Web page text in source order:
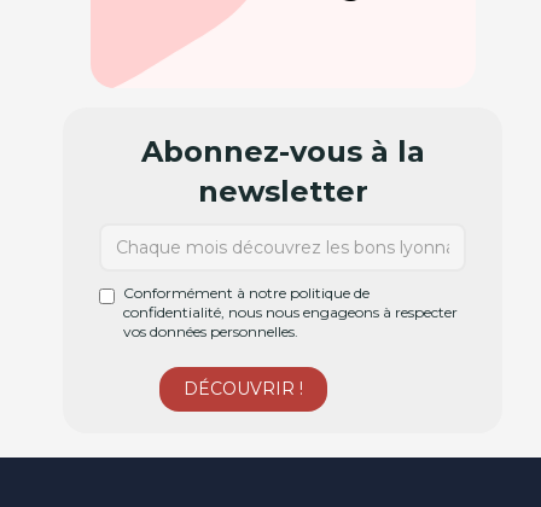
Abonnez-vous à la
newsletter
Conformément à notre politique de
confidentialité, nous nous engageons à respecter
vos données personnelles.